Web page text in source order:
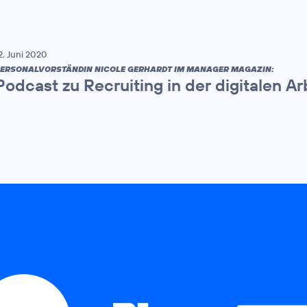
Juni 2020
NICOLE GERHARDT IM MANAGER MAGAZIN:
zu Recruiting in der digitalen